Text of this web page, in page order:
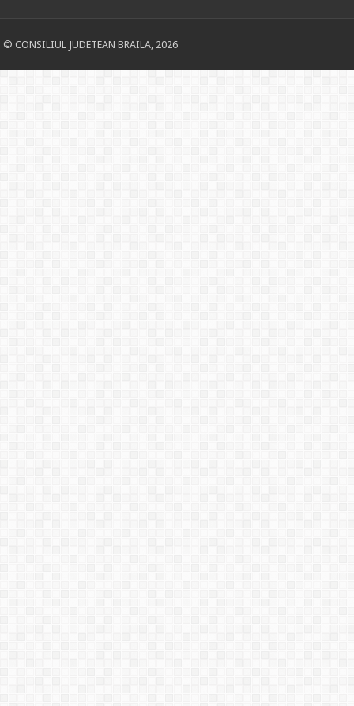
© CONSILIUL JUDETEAN BRAILA, 2026